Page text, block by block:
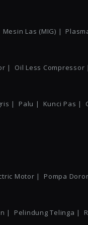
Mesin Las (MIG) |
| Oil Less Compressor |
| Palu | Kunci Pas |
Motor | Pompa
| Pelindung Telinga |